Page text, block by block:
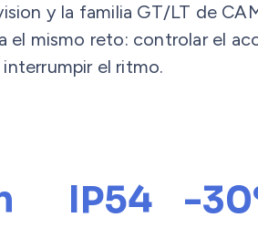
y la familia GT/LT de
el mismo reto: controlar el
interrumpir el ritmo.
IP54 -